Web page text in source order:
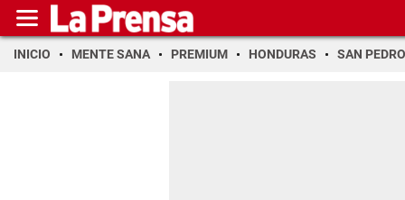
INICIO MENTE SANA PREMIUM HONDURAS SAN PEDRO